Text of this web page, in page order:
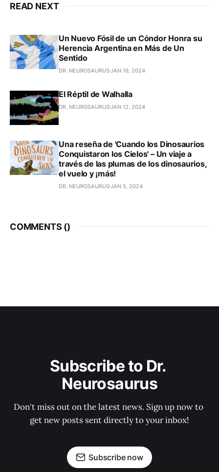
READ NEXT
Un Nuevo Fósil de un Cóndor Honra su
Herencia Argentina en Más de Un
Sentido
DR. NEUROSAURUSJAN 19, 2024
El Réptil de Walhalla
DR. NEUROSAURUSJAN 12, 2024
Una reseña de 'Cuando los Dinosaurios
Conquistaron los Cielos' – Un viaje a
través de las plumas de los dinosaurios,
el vuelo y ¡más!
DR. NEUROSAURUSJAN 5, 2024
COMMENTS ()
Subscribe to Dr.
Neurosaurus
Don't miss out on the latest news. Sign up now to
get new posts sent directly to your inbox!
Subscribe now